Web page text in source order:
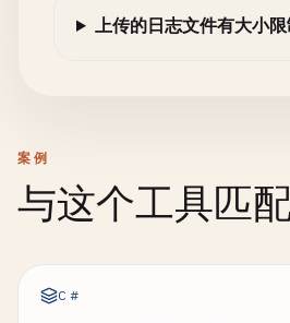
上传的日志文件有大小限
案例
与这个工具匹
C#